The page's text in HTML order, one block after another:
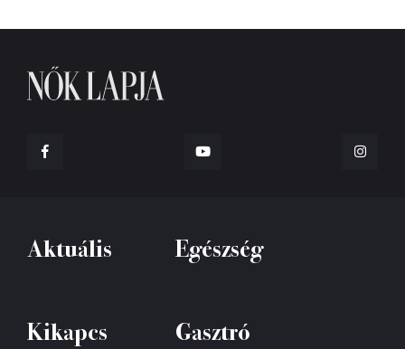
Aktuális Egészség
Kikapcs Gasztró